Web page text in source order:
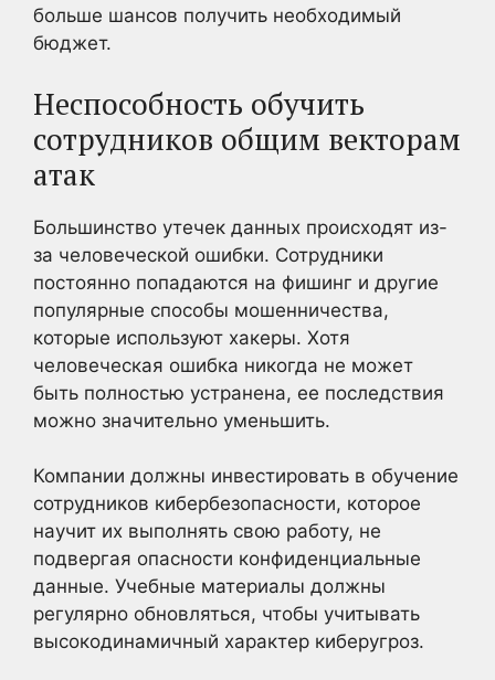
больше шансов получить необходимый
бюджет.
Неспособность обучить
сотрудников общим векторам
атак
Большинство утечек данных происходят из-
за человеческой ошибки. Сотрудники
постоянно попадаются на фишинг и другие
популярные способы мошенничества,
которые используют хакеры. Хотя
человеческая ошибка никогда не может
быть полностью устранена, ее последствия
можно значительно уменьшить.
Компании должны инвестировать в обучение
сотрудников кибербезопасности, которое
научит их выполнять свою работу, не
подвергая опасности конфиденциальные
данные. Учебные материалы должны
регулярно обновляться, чтобы учитывать
высокодинамичный характер киберугроз.